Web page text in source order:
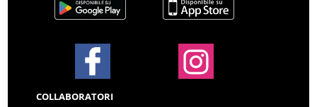
COLLABORATORI